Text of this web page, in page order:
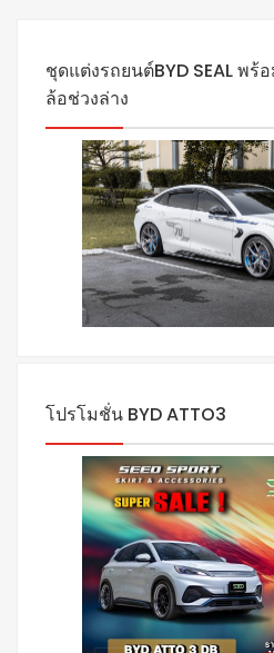
ชุดแต่งรถยนต์BYD SEAL พ
ล้อช่วงล่าง
โปรโมชั่น BYD ATTO3